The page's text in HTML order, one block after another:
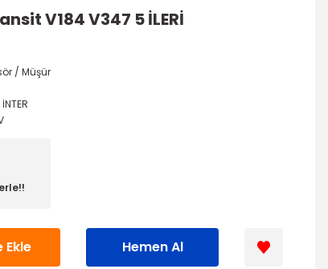
V184 V347 5 İLERİ
/ Müşür
Ekle Hemen Al